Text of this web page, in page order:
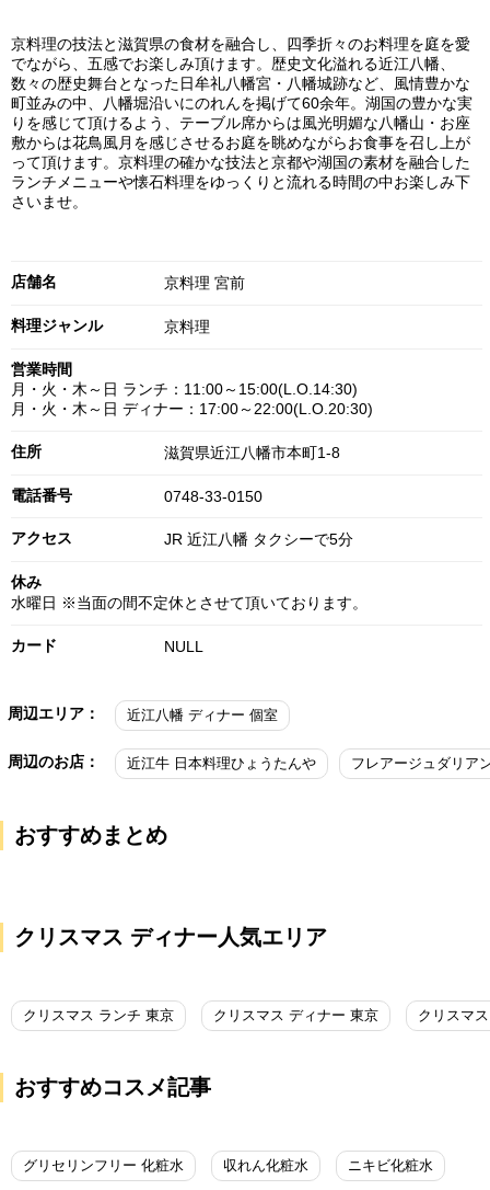
京料理の技法と滋賀県の食材を融合し、四季折々のお料理を庭を愛
でながら、五感でお楽しみ頂けます。歴史文化溢れる近江八幡、
数々の歴史舞台となった日牟礼八幡宮・八幡城跡など、風情豊かな
町並みの中、八幡堀沿いにのれんを掲げて60余年。湖国の豊かな実
りを感じて頂けるよう、テーブル席からは風光明媚な八幡山・お座
敷からは花鳥風月を感じさせるお庭を眺めながらお食事を召し上が
って頂けます。京料理の確かな技法と京都や湖国の素材を融合した
ランチメニューや懐石料理をゆっくりと流れる時間の中お楽しみ下
さいませ。
店舗名 京料理 宮前
料理ジャンル 京料理
営業時間
月・火・木～日 ランチ：11:00～15:00(L.O.14:30)
月・火・木～日 ディナー：17:00～22:00(L.O.20:30)
住所 滋賀県近江八幡市本町1-8
電話番号 0748-33-0150
アクセス JR 近江八幡 タクシーで5分
休み
水曜日 ※当面の間不定休とさせて頂いております。
カード NULL
周辺エリア： 近江八幡 ディナー 個室
周辺のお店： 近江牛 日本料理ひょうたんや フレアージュダリア
おすすめまとめ
クリスマス ディナー人気エリア
クリスマス ランチ 東京 クリスマス ディナー 東京 クリスマ
おすすめコスメ記事
グリセリンフリー 化粧水 収れん化粧水 ニキビ化粧水